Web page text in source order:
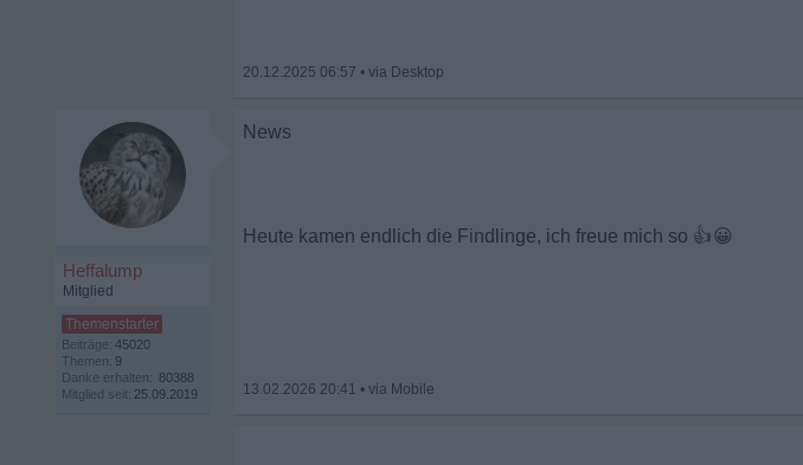
20.12.2025 06:57 •
Heffalump
Mitglied
Beiträge: 45020
Themen: 9
Danke erhalten: 80388
Mitglied seit: 25.09.2019
News
Heute kamen endlich die Findlinge, ich freue mich so 👍😀
13.02.2026 20:41 •